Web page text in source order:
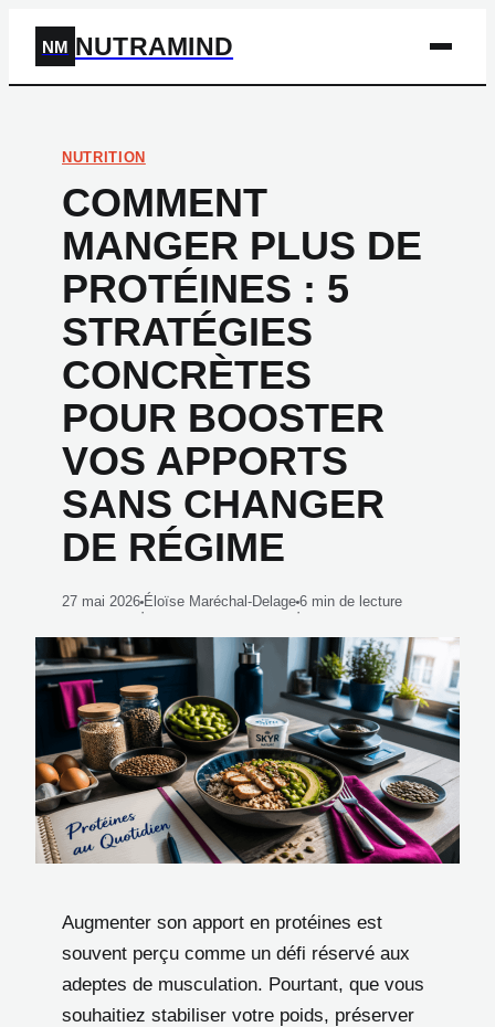
NM NUTRAMIND
NUTRITION
COMMENT
MANGER PLUS DE
PROTÉINES : 5
STRATÉGIES
CONCRÈTES
POUR BOOSTER
VOS APPORTS
SANS CHANGER
DE RÉGIME
27 mai 2026
·
Éloïse Maréchal-Delage
·
6 min de lecture
Augmenter son apport en protéines est
souvent perçu comme un défi réservé aux
adeptes de musculation. Pourtant, que vous
souhaitiez stabiliser votre poids, préserver